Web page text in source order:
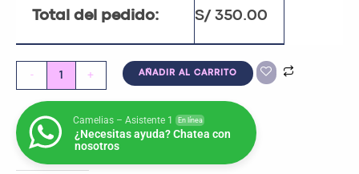
Total del pedido: S/ 350.00
- + AÑADIR AL CARRITO
Camelias – Asistente 1 En línea
¿Necesitas ayuda? Chatea con
nosotros